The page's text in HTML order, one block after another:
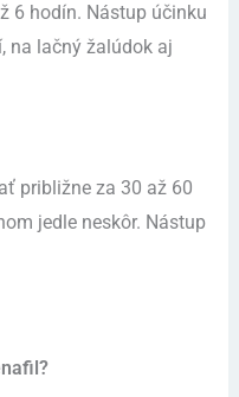
6 hodín. Nástup účinku
na lačný žalúdok aj
približne za 30 až 60
jedle neskôr. Nástup